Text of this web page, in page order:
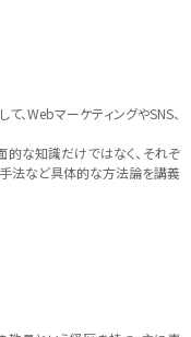
、WebマーケティングやSNS、
的な知識だけではなく、それぞ
法など具体的な方法論を講義